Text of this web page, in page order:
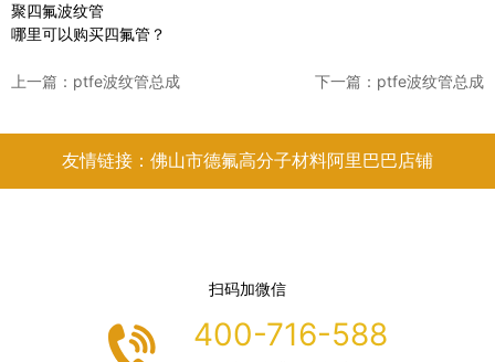
聚四氟波纹管
哪里可以购买四氟管？
上一篇： ptfe波纹管总成 下一篇： ptfe波纹管总成
友情链接：佛山市德氟高分子材料阿里巴巴店铺
扫码加微信
400-716-588